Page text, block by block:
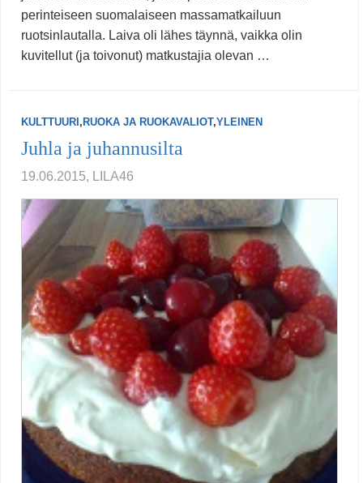
perinteiseen suomalaiseen massamatkailuun
ruotsinlautalla. Laiva oli lähes täynnä, vaikka olin
kuvitellut (ja toivonut) matkustajia olevan …
KULTTUURI , RUOKA JA RUOKAVALIOT,YLEINEN
Juhla ja juhannusilta
19.06.2015, LILA46